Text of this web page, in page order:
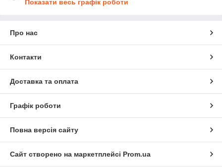
Показати весь графік роботи
Про нас
Контакти
Доставка та оплата
Графік роботи
Повна версія сайту
Сайт створено на маркетплейсі Prom.ua